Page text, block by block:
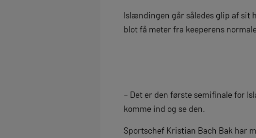
Islændingen går således glip af sit
blot få meter fra keeperens
– Det er den første semifinale for
komme ind og se den.
Sportschef Kristian Bach Bak har